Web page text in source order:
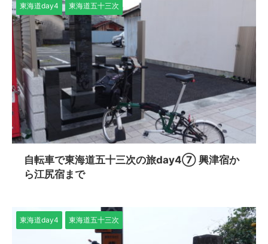
東海道day4 東海道五十三次
自転車で東海道五十三次の旅day4⑦ 興津宿か
ら江尻宿まで
東海道day4 東海道五十三次